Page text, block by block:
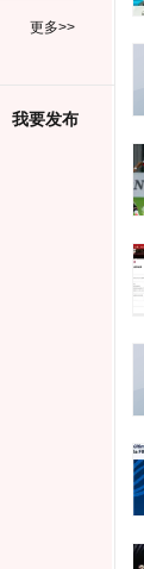
更多>>
我要发布